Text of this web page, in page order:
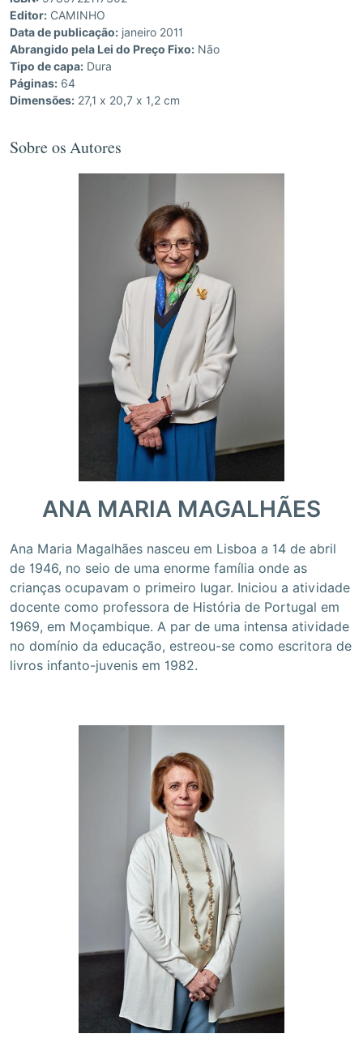
Editor: CAMINHO
Data de publicação: janeiro 2011
Abrangido pela Lei do Preço Fixo: Não
Tipo de capa: Dura
Páginas: 64
Dimensões: 27,1 x 20,7 x 1,2 cm
Sobre os Autores
ANA MARIA MAGALHÃES
Ana Maria Magalhães nasceu em Lisboa a 14 de abril
de 1946, no seio de uma enorme família onde as
crianças ocupavam o primeiro lugar. Iniciou a atividade
docente como professora de História de Portugal em
1969, em Moçambique. A par de uma intensa atividade
no domínio da educação, estreou-se como escritora de
livros infanto-juvenis em 1982.